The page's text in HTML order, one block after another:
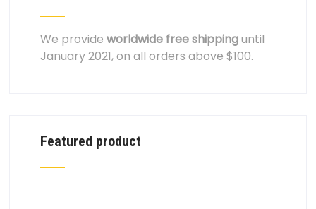
We provide worldwide free shippinguntil
January 2021, on all orders above $100.
Featured product